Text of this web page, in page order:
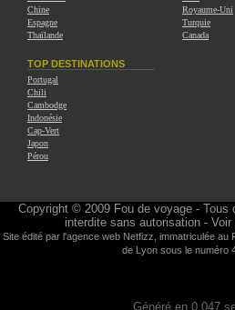
Chine
Espagne
Thaïlande
Royaume-Uni
Turquie
Canada
TOP DESTINATIONS
Portugal
Chili
Cambodge
Indonésie
Cap-Vert
Japon
Pérou
Copyright © 2009 Fou de voyage- Tous
interdite sans autorisation - Voir
Site édité par l'agence web Netfizz, immatriculée au
de Lyon sous le numéro
Généré en 0,047